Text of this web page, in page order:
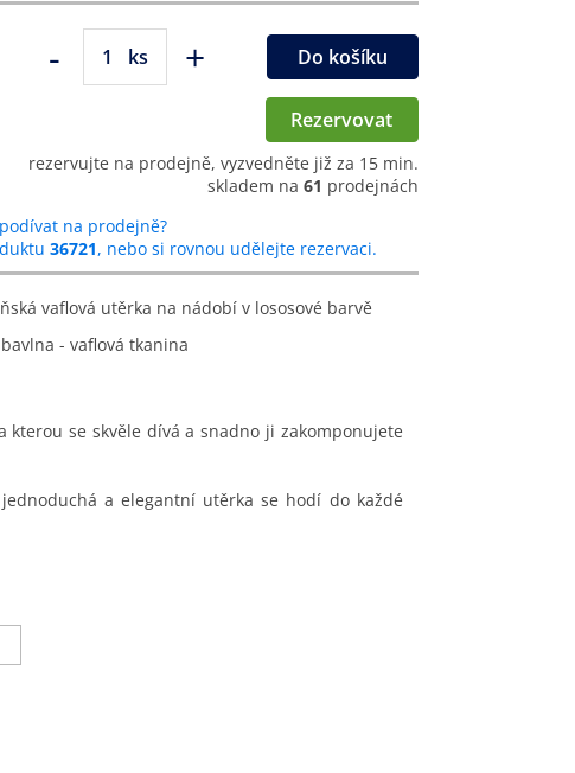
- ks + Do košíku
Rezervovat
rezervujte na prodejně, vyzvedněte již za 15 min.
skladem na 61 prodejnách
na prodejně?
36721, nebo si rovnou udělejte rezervaci.
vaflová utěrka na nádobí v lososové barvě
bavlna - vaflová tkanina
se skvěle dívá a snadno ji zakomponujete
a elegantní utěrka se hodí do každé